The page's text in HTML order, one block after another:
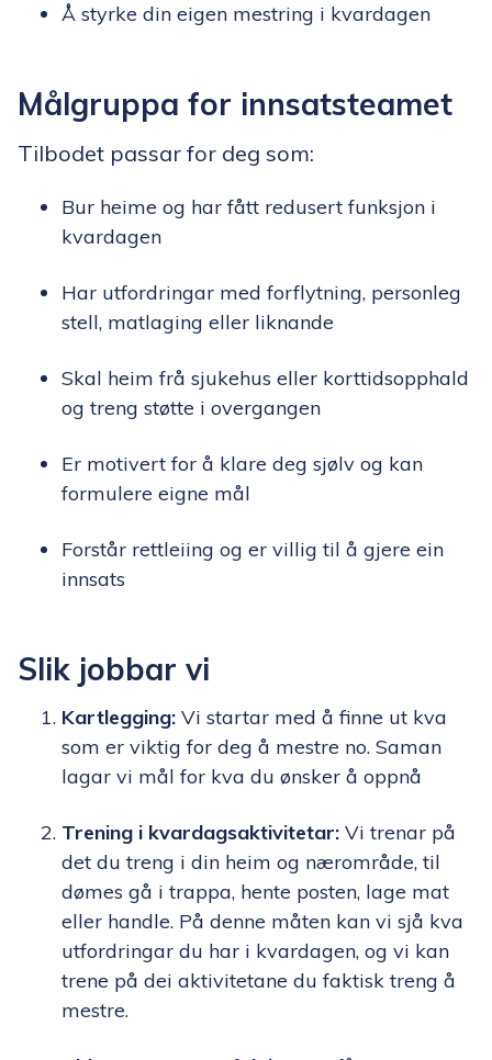
Å styrke din eigen mestring i kvardagen
Målgruppa for innsatsteamet
Tilbodet passar for deg som:
Bur heime og har fått redusert funksjon i
kvardagen
Har utfordringar med forflytning, personleg
stell, matlaging eller liknande
Skal heim frå sjukehus eller korttidsopphald
og treng støtte i overgangen
Er motivert for å klare deg sjølv og kan
formulere eigne mål
Forstår rettleiing og er villig til å gjere ein
innsats
Slik jobbar vi
Kartlegging: Vi startar med å finne ut kva
som er viktig for deg å mestre no. Saman
lagar vi mål for kva du ønsker å oppnå
Trening i kvardagsaktivitetar: Vi trenar på
det du treng i din heim og nærområde, til
dømes gå i trappa, hente posten, lage mat
eller handle. På denne måten kan vi sjå kva
utfordringar du har i kvardagen, og vi kan
trene på dei aktivitetane du faktisk treng å
mestre.